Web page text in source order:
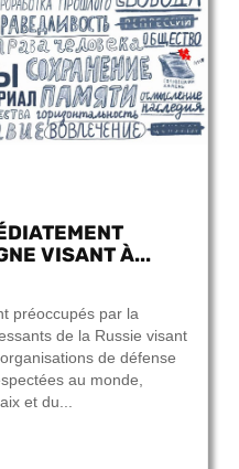
VISANT À...
préoccupés par la
de la Russie visant
de défense
au monde,
et du...